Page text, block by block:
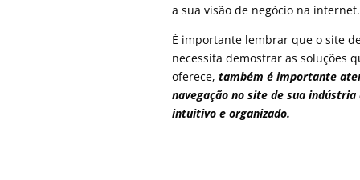
a sua visão de negócio na internet.
É importante lembrar que o site
necessita demostrar as soluções
oferece, também é importante
navegação no site de sua
intuitivo e organizado.